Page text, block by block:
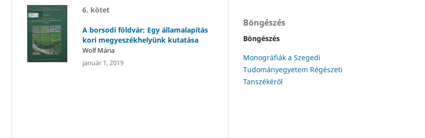
6. kötet
A borsodi földvár: Egy államalapítás
kori megyeszékhelyünk kutatása
Wolf Mária
január 1, 2019
Böngészés
Böngészés
Monográfiák a Szegedi
Tudományegyetem Régészeti
Tanszékéről